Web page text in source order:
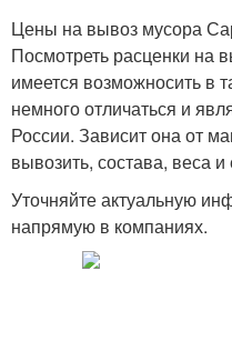
Цены на вывоз мусора
Посмотреть расценки на
имеется возможносить в
немного отличаться и
России. Зависит она от
вывозить, состава, веса
Уточняйте актуальную
напрямую в компаниях.